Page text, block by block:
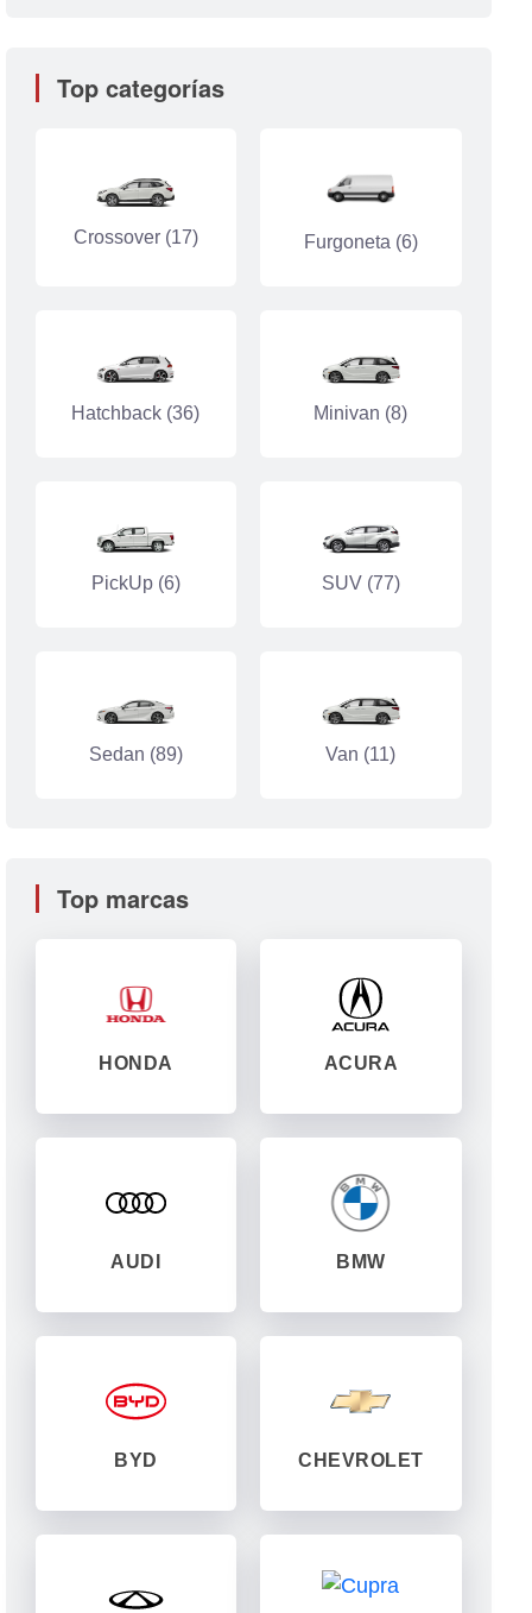
Top categorías
Crossover (17) Furgoneta (6)
Hatchback (36) Minivan (8)
PickUp (6) SUV (77)
Sedan (89) Van (11)
Top marcas
HONDA ACURA
AUDI BMW
BYD CHEVROLET